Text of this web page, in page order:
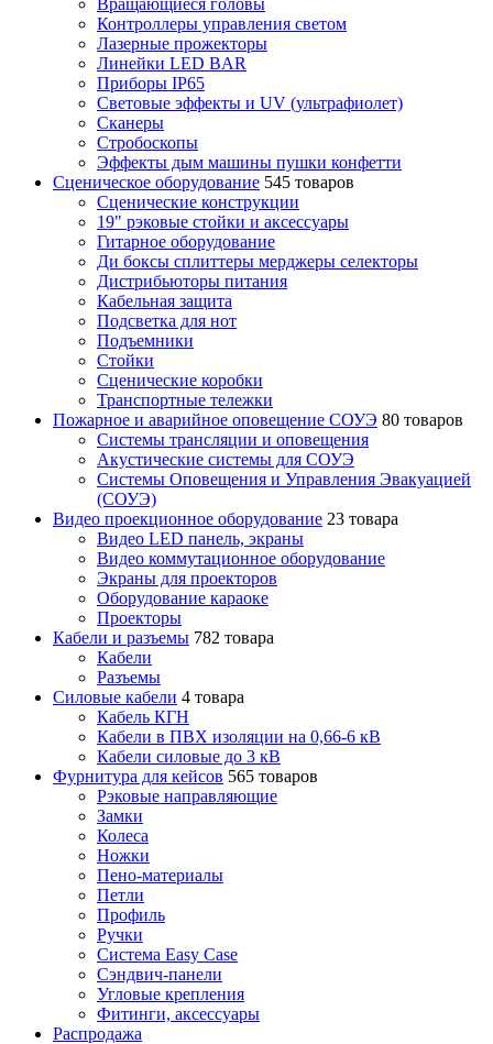
Контроллеры управления светом
Лазерные прожекторы
Линейки LED BAR
Приборы IP65
Световые эффекты и UV (ультрафиолет)
Сканеры
Стробоскопы
Эффекты дым машины пушки конфетти
Сценическое оборудование 545 товаров
Сценические конструкции
19" рэковые стойки и аксесcуары
Гитарное оборудование
Ди боксы сплиттеры мерджеры селекторы
Дистрибьюторы питания
Кабельная защита
Подсветка для нот
Подъемники
Стойки
Сценические коробки
Транспортные тележки
Пожарное и аварийное оповещение СОУЭ 80 товаров
Cистемы трансляции и оповещения
Акустические системы для СОУЭ
Системы Оповещения и Управления Эвакуацией
(СОУЭ)
Видео проекционное оборудование 23 товара
Видео LED панель, экраны
Видео коммутационное оборудование
Экраны для проекторов
Оборудование караоке
Проекторы
Кабели и разъемы 782 товара
Кабели
Разъемы
Силовые кабели 4 товара
Кабель КГН
Кабели в ПВХ изоляции на 0,66-6 кВ
Кабели силовые до 3 кВ
Фурнитура для кейсов 565 товаров
Рэковые направляющие
Замки
Колеса
Ножки
Пено-материалы
Петли
Профиль
Ручки
Система Easy Case
Сэндвич-панели
Угловые крепления
Фитинги, аксессуары
Распродажа